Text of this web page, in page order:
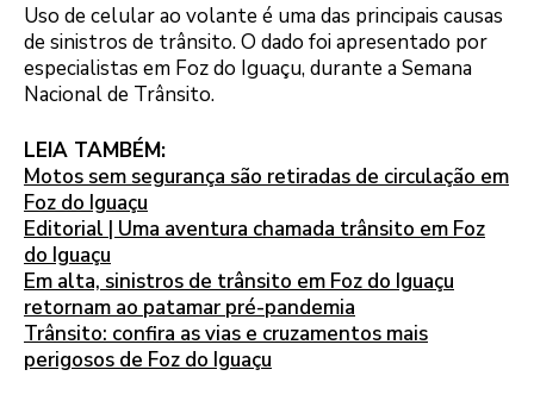
Uso de celular ao volante é uma das principais causas
de sinistros de trânsito. O dado foi apresentado por
especialistas em Foz do Iguaçu, durante a Semana
Nacional de Trânsito.
LEIA TAMBÉM:
Motos sem segurança são retiradas de circulação em
Foz do Iguaçu
Editorial | Uma aventura chamada trânsito em Foz
do Iguaçu
Em alta, sinistros de trânsito em Foz do Iguaçu
retornam ao patamar pré-pandemia
Trânsito: confira as vias e cruzamentos mais
perigosos de Foz do Iguaçu